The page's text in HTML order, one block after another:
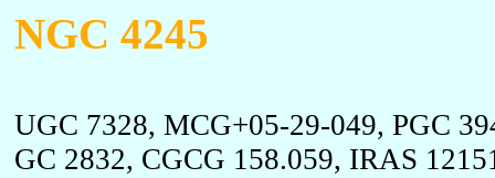
NGC 4245
UGC 7328, MCG+05-29-049, PGC
GC 2832, CGCG 158.059, IRAS